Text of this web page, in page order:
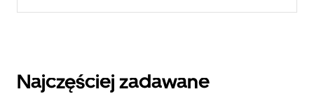
Najczęściej zadawane